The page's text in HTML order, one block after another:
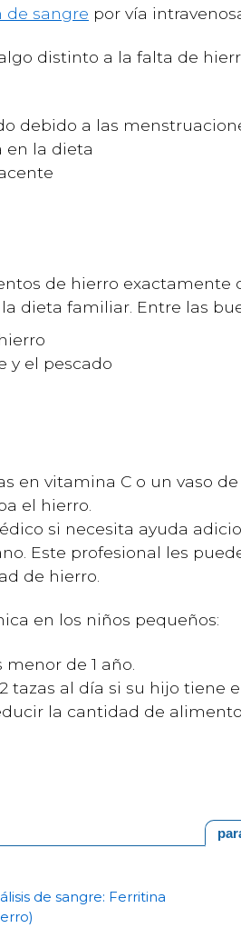
de sangre por vía
distinto a la falta de
debido a las
en la dieta
de hierro exactamente
dieta familiar. Entre las
y el pescado
en vitamina C o un vaso
el hierro.
si necesita ayuda
Este profesional les
de hierro.
en los niños pequeños:
de 1 año.
tazas al día si su hijo tiene
la cantidad de
de sangre: Ferritina